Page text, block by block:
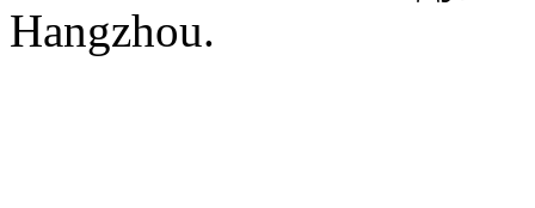
Hangzhou.